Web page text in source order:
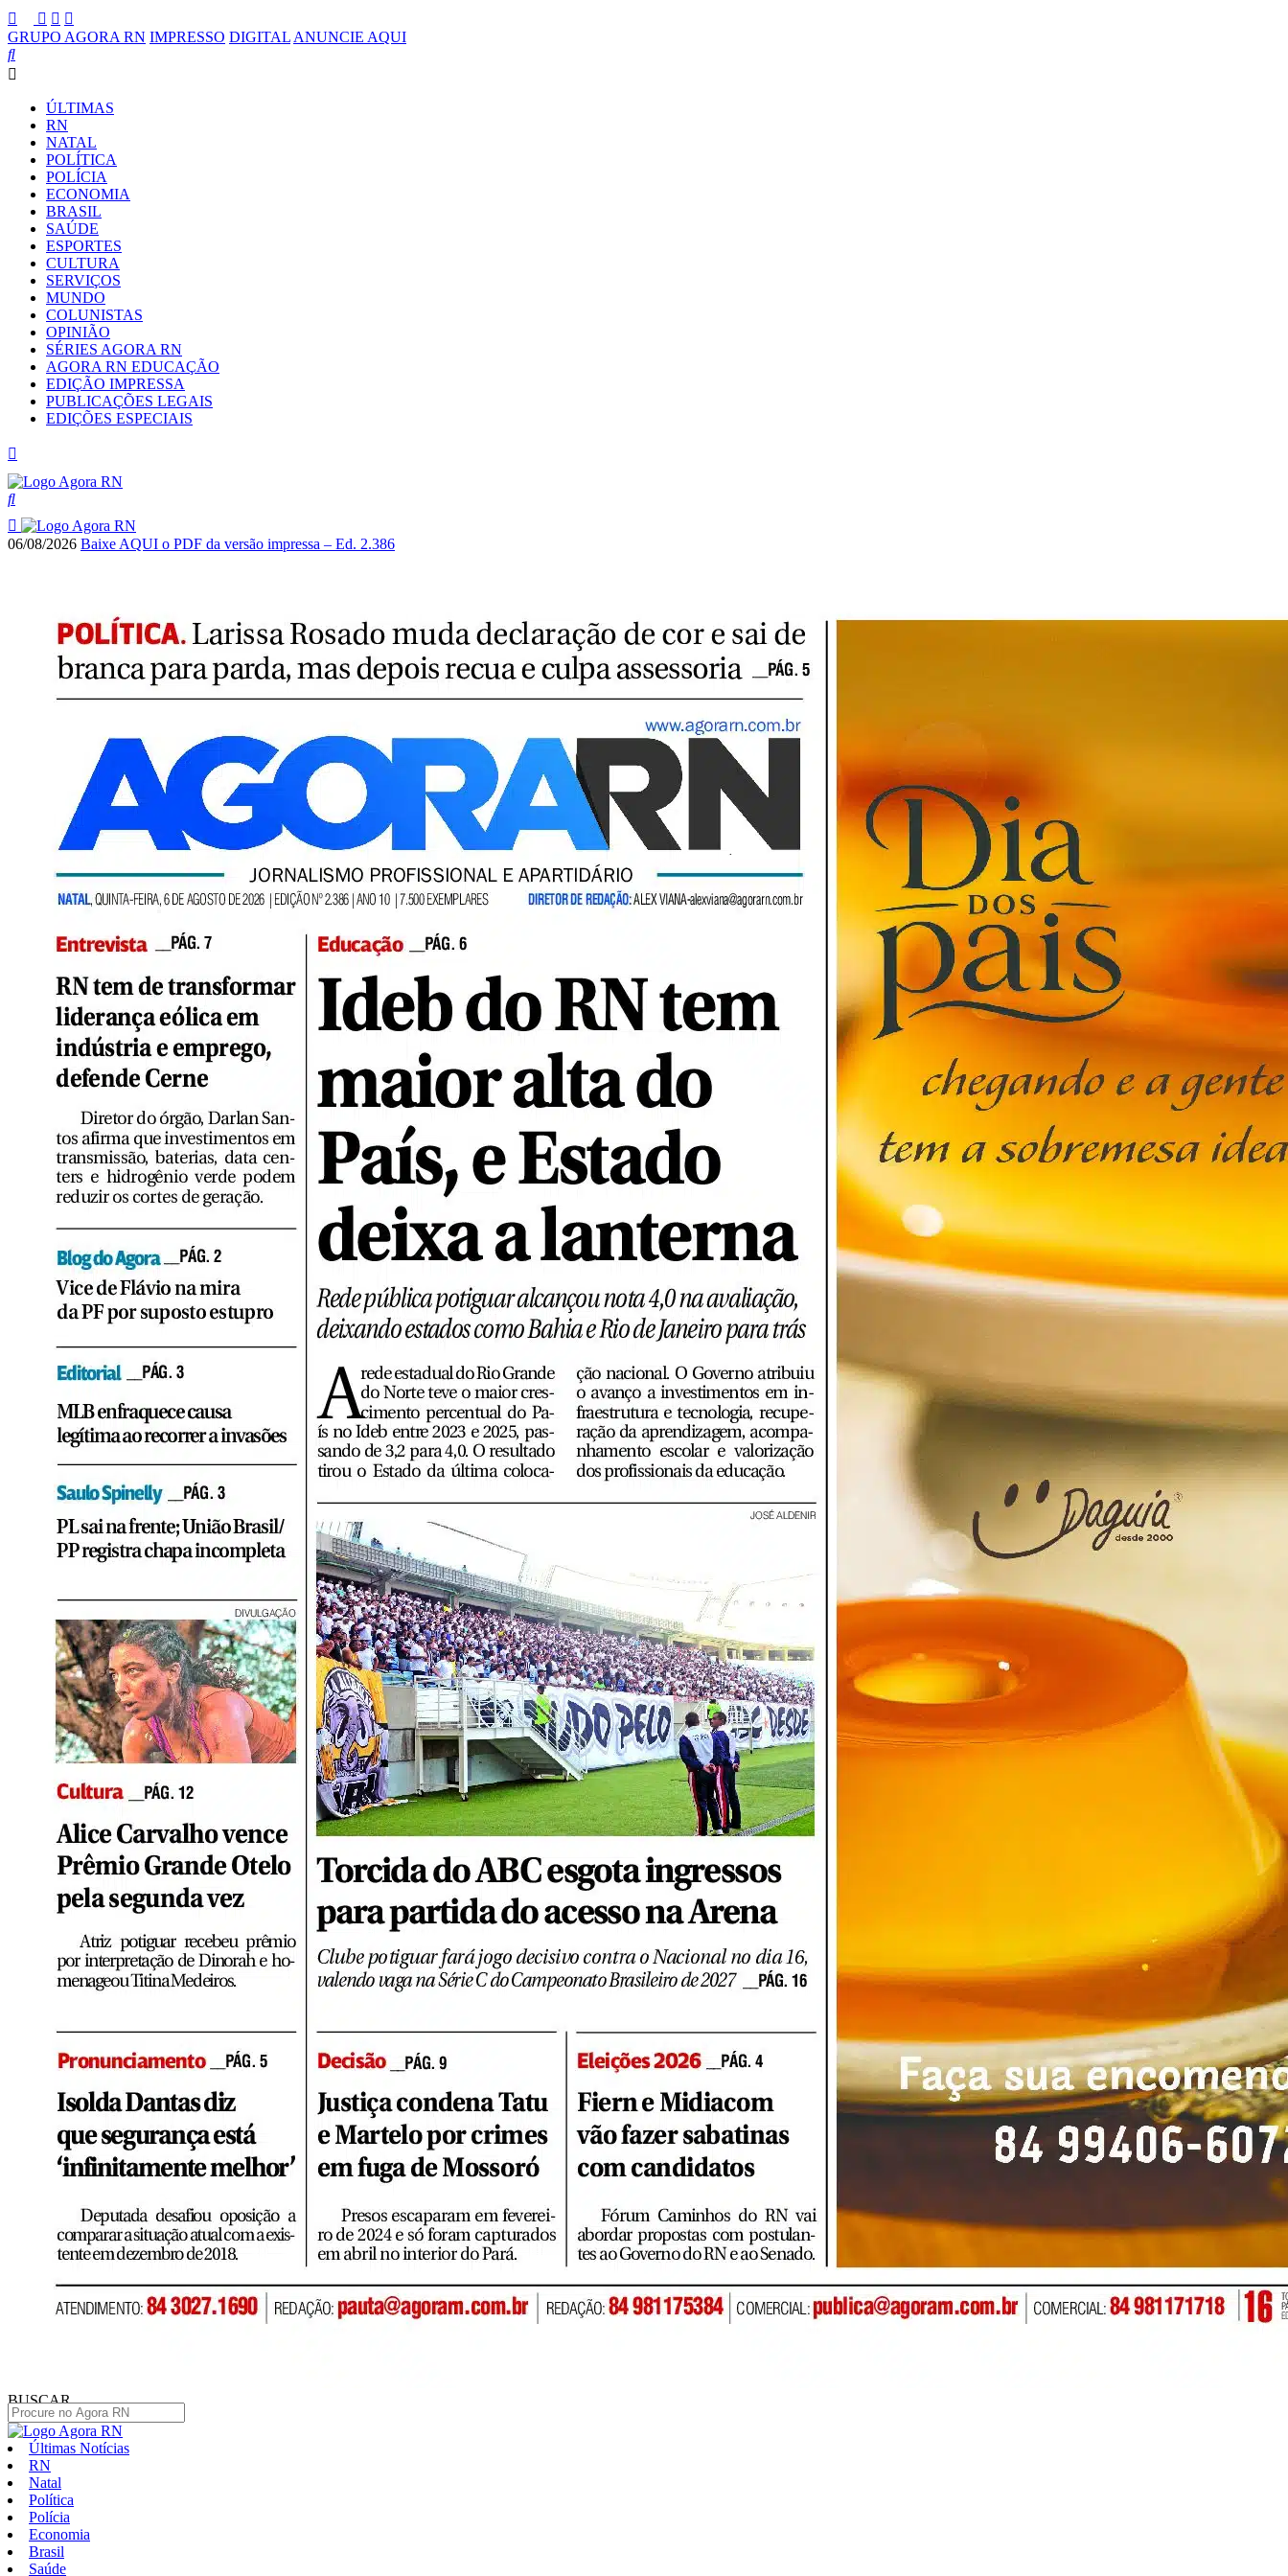
GRUPO AGORA RN IMPRESSO DIGITAL ANUNCIE AQUI
ÚLTIMAS
RN
NATAL
POLÍTICA
POLÍCIA
ECONOMIA
BRASIL
SAÚDE
ESPORTES
CULTURA
SERVIÇOS
MUNDO
COLUNISTAS
OPINIÃO
SÉRIES AGORA RN
AGORA RN EDUCAÇÃO
EDIÇÃO IMPRESSA
PUBLICAÇÕES LEGAIS
EDIÇÕES ESPECIAIS
06/08/2026 Baixe AQUI o PDF da versão impressa – Ed. 2.386
BUSCAR
Últimas Notícias
RN
Natal
Política
Polícia
Economia
Brasil
Saúde